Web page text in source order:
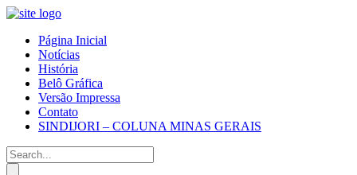
Página Inicial
Notícias
História
Belô Gráfica
Versão Impressa
Contato
SINDIJORI – COLUNA MINAS GERAIS